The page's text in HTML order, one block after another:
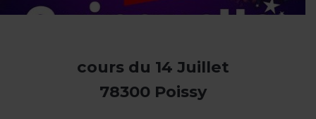
cours du 14 Juillet
78300 Poissy